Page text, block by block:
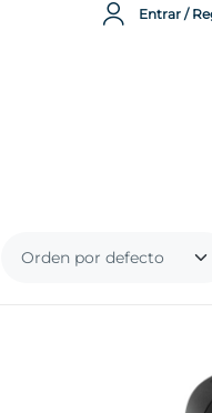
Entrar /